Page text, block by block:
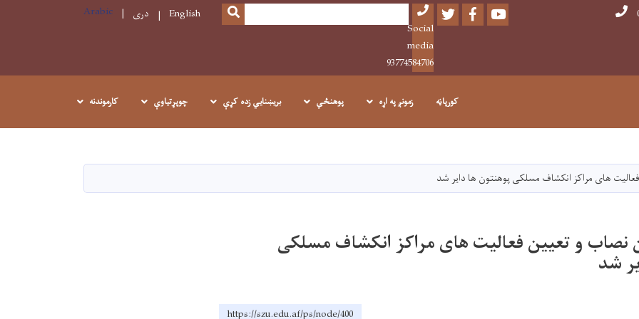
دانګل
Youtube
Facebook
Twitter
Social
media
93774584706
Search
SEARCH
English دری Arabic
کورپاڼه زمونږ په اړه پوهنځي بريښنايي زده کړې چوپړتیاوې کارموندنه
های مراکز انکشاف مسلکی پوهنتون ها دایر شد
نصاب و تعیین فعالیت های مراکز انکشاف مسلکی
شد
https://szu.edu.af/ps/node/400